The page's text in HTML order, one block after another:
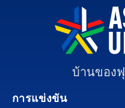
บ้านของ
การแข่งขัน